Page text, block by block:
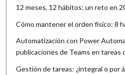
12 meses, 12 hábitos: un reto en
Cómo mantener el orden físico: 8
Automatización con Power
publicaciones de Teams en tareas
Gestión de tareas: ¿integral o por